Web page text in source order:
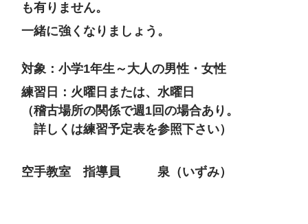
も有りません。
一緒に強くなりましょう。
対象：小学1年生～大人の男性・女性
練習日：火曜日または、水曜日
（稽古場所の関係で週1回の場合あり。
詳しくは練習予定表を参照下さい）
空手教室 指導員 泉（いずみ）